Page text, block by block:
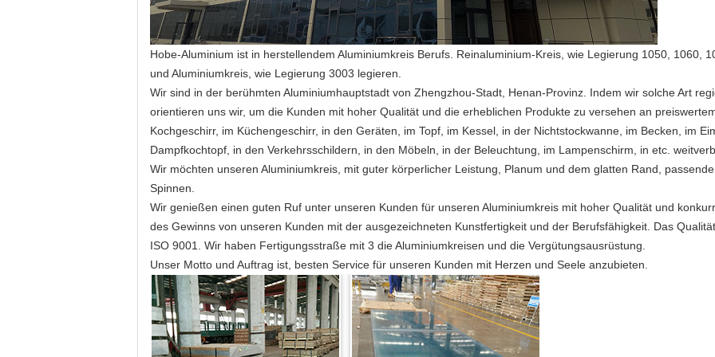
Hobe-Aluminium ist in herstellendem Aluminiumkreis Berufs. Reinaluminium-Kreis, wie Legierung 1050, 1060,
und Aluminiumkreis, wie Legierung 3003 legieren.
Wir sind in der berühmten Aluminiumhauptstadt von Zhengzhou-Stadt, Henan-Provinz. Indem wir solche Art
orientieren uns wir, um die Kunden mit hoher Qualität und die erheblichen Produkte zu versehen an
Kochgeschirr, im Küchengeschirr, in den Geräten, im Topf, im Kessel, in der Nichtstockwanne, im Becken, im
Dampfkochtopf, in den Verkehrsschildern, in den Möbeln, in der Beleuchtung, im Lampenschirm, in etc.
Wir möchten unseren Aluminiumkreis, mit guter körperlicher Leistung, Planum und dem glatten Rand,
Spinnen.
Wir genießen einen guten Ruf unter unseren Kunden für unseren Aluminiumkreis mit hoher Qualität und
des Gewinns von unseren Kunden mit der ausgezeichneten Kunstfertigkeit und der Berufsfähigkeit. Das
ISO 9001. Wir haben Fertigungsstraße mit 3 die Aluminiumkreisen und die Vergütungsausrüstung.
Unser Motto und Auftrag ist, besten Service für unseren Kunden mit Herzen und Seele anzubieten.